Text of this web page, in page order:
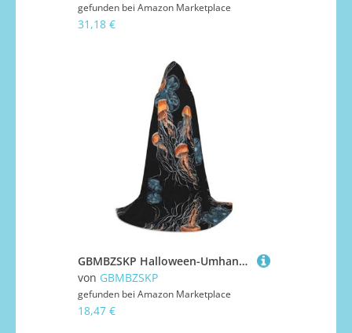
gefunden bei Amazon Marketplace
31,18 €
GBMBZSKP Halloween-Umhang mit Kapuze, Hexenhut für Jungen, Mädchen, Kinder, 85–134 cm, Kapuzenumhang, Halloween, Vampir-Kostüm, Cosplay, Ostern, Maskerade, Party
von GBMBZSKP
gefunden bei Amazon Marketplace
18,47 €